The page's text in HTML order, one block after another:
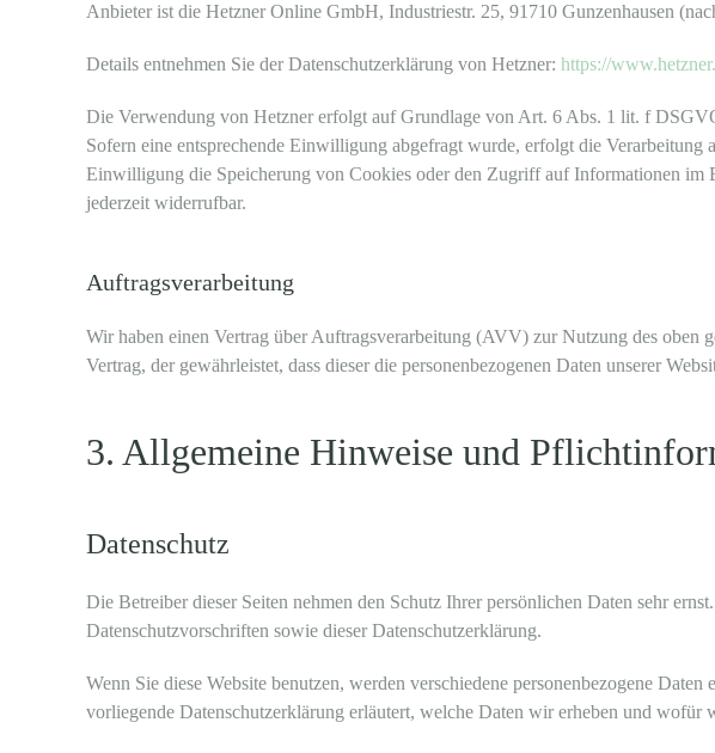
Anbieter ist die Hetzner Online GmbH, Industriestr. 25, 91710 Gunzenhausen
Details entnehmen Sie der Datenschutzerklärung von Hetzner: https://
Die Verwendung von Hetzner erfolgt auf Grundlage von Art. 6 Abs. 1 lit. f
Sofern eine entsprechende Einwilligung abgefragt wurde, erfolgt die
Einwilligung die Speicherung von Cookies oder den Zugriff auf Informationen
jederzeit widerrufbar.
Auftragsverarbeitung
Wir haben einen Vertrag über Auftragsverarbeitung (AVV) zur Nutzung des oben
Vertrag, der gewährleistet, dass dieser die personenbezogenen Daten unserer
3. Allgemeine Hinweise und
Datenschutz
Die Betreiber dieser Seiten nehmen den Schutz Ihrer persönlichen Daten sehr
Datenschutzvorschriften sowie dieser Datenschutzerklärung.
Wenn Sie diese Website benutzen, werden verschiedene personenbezogene
vorliegende Datenschutzerklärung erläutert, welche Daten wir erheben und